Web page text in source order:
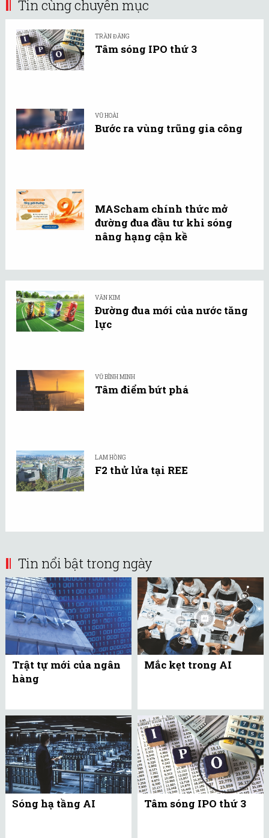
Tin cùng chuyên mục
TRẦN ĐĂNG
Tâm sóng IPO thứ 3
VŨ HOÀI
Bước ra vùng trũng gia công
MAScham chính thức mở
đường đua đầu tư khi sóng
nâng hạng cận kề
VĂN KIM
Đường đua mới của nước tăng
lực
VŨ BÌNH MINH
Tâm điểm bứt phá
LAM HỒNG
F2 thử lửa tại REE
Tin nổi bật trong ngày
Trật tự mới của ngân
hàng
Mắc kẹt trong AI
Sóng hạ tầng AI Tâm sóng IPO thứ 3